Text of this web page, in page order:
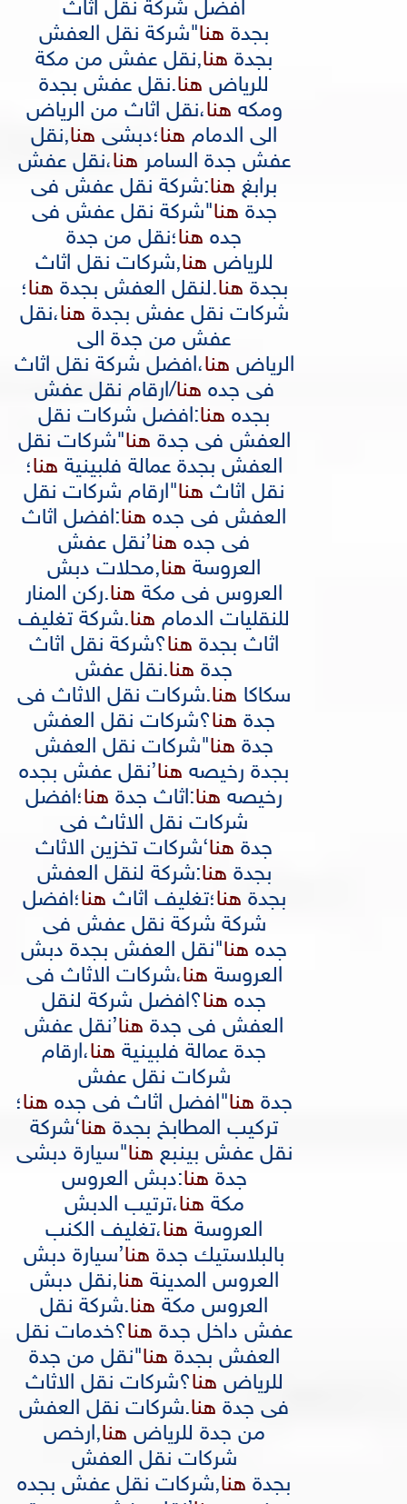
افضل شركة نقل اثاث
بجدة هنا"شركة نقل العفش
بجدة هنا,نقل عفش من مكة
للرياض هنا.نقل عفش بجدة
ومكه هنا،نقل اثاث من الرياض
الى الدمام هنا؛دبشى هنا,نقل
عفش جدة السامر هنا،نقل عفش
برابغ هنا:شركة نقل عفش فى
جدة هنا"شركة نقل عفش فى
جده هنا؛نقل من جدة
للرياض هنا,شركات نقل اثاث
بجدة هنا.لنقل العفش بجدة هنا؛
شركات نقل عفش بجدة هنا،نقل
عفش من جدة الى
الرياض هنا،افضل شركة نقل اثاث
فى جده هنا/ارقام نقل عفش
بجده هنا:افضل شركات نقل
العفش فى جدة هنا"شركات نقل
العفش بجدة عمالة فلبينية هنا؛
نقل اثاث هنا"ارقام شركات نقل
العفش فى جده هنا:افضل اثاث
فى جده هنا’نقل عفش
العروسة هنا,محلات دبش
العروس فى مكة هنا.ركن المنار
للنقليات الدمام هنا.شركة تغليف
اثاث بجدة هنا؟شركة نقل اثاث
جدة هنا.نقل عفش
سكاكا هنا.شركات نقل الاثاث فى
جدة هنا؟شركات نقل العفش
جدة هنا"شركات نقل العفش
بجدة رخيصه هنا’نقل عفش بجده
رخيصه هنا:اثاث جدة هنا؛افضل
شركات نقل الاثاث فى
جدة هنا‘شركات تخزين الاثاث
بجدة هنا:شركة لنقل العفش
بجدة هنا؛تغليف اثاث هنا؛افضل
شركة شركة نقل عفش فى
جده هنا"نقل العفش بجدة دبش
العروسة هنا،شركات الاثاث فى
جده هنا؟افضل شركة لنقل
العفش فى جدة هنا’نقل عفش
جدة عمالة فلبينية هنا،ارقام
شركات نقل عفش
جدة هنا"افضل اثاث فى جده هنا؛
تركيب المطابخ بجدة هنا‘شركة
نقل عفش بينبع هنا"سيارة دبشى
جدة هنا:دبش العروس
مكة هنا،ترتيب الدبش
العروسة هنا،تغليف الكنب
بالبلاستيك جدة هنا’سيارة دبش
العروس المدينة هنا,نقل دبش
العروس مكة هنا.شركة نقل
عفش داخل جدة هنا؟خدمات نقل
العفش بجدة هنا"نقل من جدة
للرياض هنا؟شركات نقل الاثاث
فى جدة هنا.شركات نقل العفش
من جدة للرياض هنا,ارخص
شركات نقل العفش
بجدة هنا,شركات نقل عفش بجده